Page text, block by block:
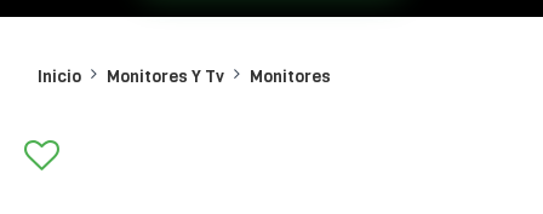
Inicio Monitores Y Tv Monitores